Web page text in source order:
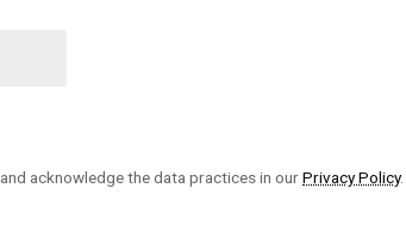
and acknowledge the data practices in ourPrivacy Policy